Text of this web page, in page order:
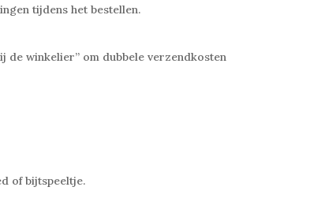
tijdens het bestellen.
de winkelier” om dubbele verzendkosten
of bijtspeeltje.